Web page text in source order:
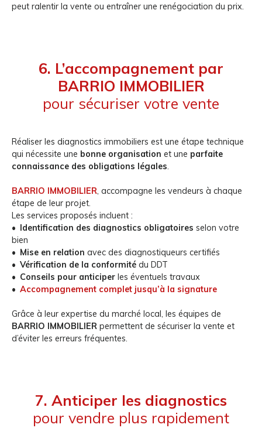
peut ralentir la vente ou entraîner une renégociation du prix.
6. L’accompagnement par
BARRIO IMMOBILIER
pour sécuriser votre vente
Réaliser les diagnostics immobiliers est une étape technique
qui nécessite une bonne organisation et une parfaite
connaissance des obligations légales.
BARRIO IMMOBILIER, accompagne les vendeurs à chaque
étape de leur projet.
Les services proposés incluent :
Identification des diagnostics obligatoiresselon votre
bien
Mise en relationavec des diagnostiqueurs certifiés
Vérification de la conformitédu DDT
Conseils pour anticiperles éventuels travaux
Accompagnement complet jusqu’à la signature
Grâce à leur expertise du marché local, les équipes de
BARRIO IMMOBILIER permettent de sécuriser la vente et
d’éviter les erreurs fréquentes.
7. Anticiper les diagnostics
pour vendre plus rapidement